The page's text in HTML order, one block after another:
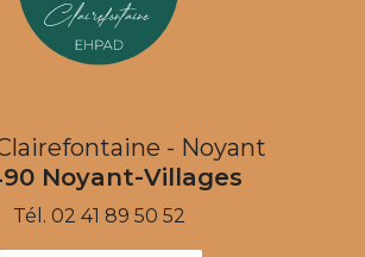
- Noyant
Noyant-Villages
Tél. 02 41 89 50 52